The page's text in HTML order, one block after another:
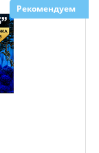
Рекомендуем